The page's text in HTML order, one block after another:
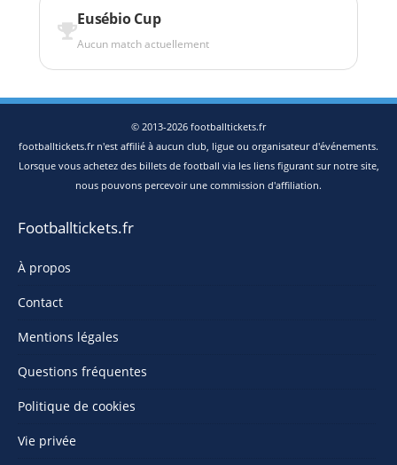
Eusébio Cup
Aucun match actuellement
© 2013-2026 footballtickets.fr
footballtickets.fr n'est affilié à aucun club, ligue ou organisateur d'événements.
Lorsque vous achetez des billets de football via les liens figurant sur notre site,
nous pouvons percevoir une commission d'affiliation.
Footballtickets.fr
À propos
Contact
Mentions légales
Questions fréquentes
Politique de cookies
Vie privée